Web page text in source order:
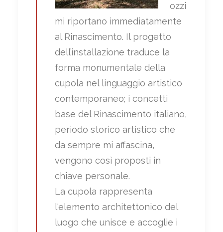
ozzi
mi riportano immediatamente
al Rinascimento. Il progetto
dell’installazione traduce la
forma monumentale della
cupola nel linguaggio artistico
contemporaneo; i concetti
base del Rinascimento italiano,
periodo storico artistico che
da sempre mi affascina,
vengono così proposti in
chiave personale.
La cupola rappresenta
l'elemento architettonico del
luogo che unisce e accoglie i